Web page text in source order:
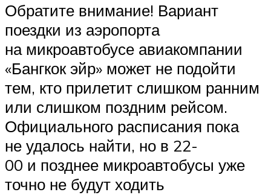
Обратите внимание! Вариант
поездки из аэропорта
на микроавтобусе авиакомпании
«Бангкок эйр» может не подойти
тем, кто прилетит слишком ранним
или слишком поздним рейсом.
Официального расписания пока
не удалось найти, но в 22-
00 и позднее микроавтобусы уже
точно не будут ходить